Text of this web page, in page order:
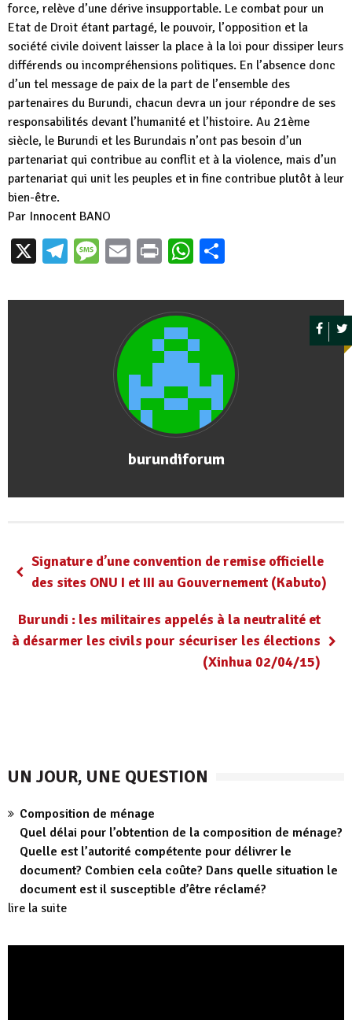
force, relève d’une dérive insupportable. Le combat pour un
Etat de Droit étant partagé, le pouvoir, l’opposition et la
société civile doivent laisser la place à la loi pour dissiper leurs
différends ou incompréhensions politiques. En l’absence donc
d’un tel message de paix de la part de l’ensemble des
partenaires du Burundi, chacun devra un jour répondre de ses
responsabilités devant l’humanité et l’histoire. Au 21ème
siècle, le Burundi et les Burundais n’ont pas besoin d’un
partenariat qui contribue au conflit et à la violence, mais d’un
partenariat qui unit les peuples et in fine contribue plutôt à leur
bien-être.
Par Innocent BANO
X Telegram
Message
EmailPrintWhatsApp
burundiforum
Signature d’une convention de remise officielle
des sites ONU I et III au Gouvernement (Kabuto)
Burundi : les militaires appelés à la neutralité et
à désarmer les civils pour sécuriser les élections
(Xinhua 02/04/15)
UN JOUR, UNE QUESTION
Composition de ménage
Quel délai pour l’obtention de la composition de ménage?
Quelle est l’autorité compétente pour délivrer le
document? Combien cela coûte? Dans quelle situation le
document est il susceptible d’être réclamé?
lire la suite